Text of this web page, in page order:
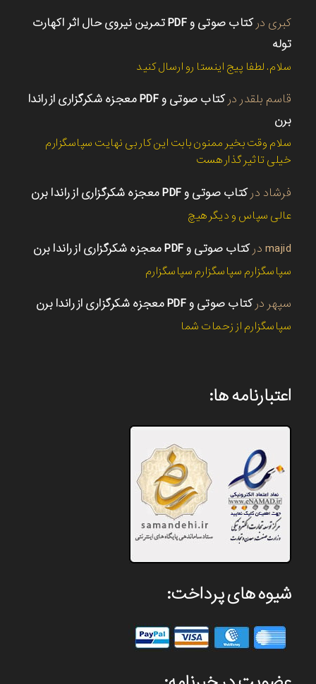
کبری در
کتاب صوتی و PDF تمرین نیروی حال اثر اکهارت
توله
سلام. لطفا پیج اینستا رو ارسال کنید
قاسم بلقدر در
کتاب صوتی و PDF معجزه شکرگزاری از راندا
برن
سلام وقت بخیر ممنون بابت این کار بی نهایت سپاسگزارم
خیلی تاثیر گذار هست
فرشاد درکتاب صوتی و PDF معجزه شکرگزاری از راندا برن
عالی سپاس و دیگر هیچ
majid درکتاب صوتی و PDF معجزه شکرگزاری از راندا برن
سپاسگزارم سپاسگزارم سپاسگزارم
سپهر درکتاب صوتی و PDF معجزه شکرگزاری از راندا برن
سپاسگزارم از زحمات شما
اعتبارنامه ها:
شیوه های پرداخت: